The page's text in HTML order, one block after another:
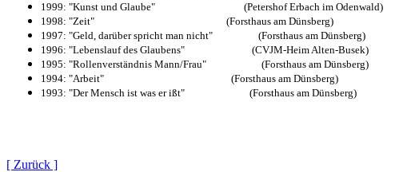
1999: "Kunst und Glaube" (Petershof Erbach im Odenwald)
1998: "Zeit" (Forsthaus am Dünsberg)
1997: "Geld, darüber spricht man nicht" (Forsthaus am Dünsberg)
1996: "Lebenslauf des Glaubens" (CVJM-Heim Alten-Busek)
1995: "Rollenverständnis Mann/Frau" (Forsthaus am Dünsberg)
1994: "Arbeit" (Forsthaus am Dünsberg)
1993: "Der Mensch ist was er ißt" (Forsthaus am Dünsberg)
[ Zurück ]